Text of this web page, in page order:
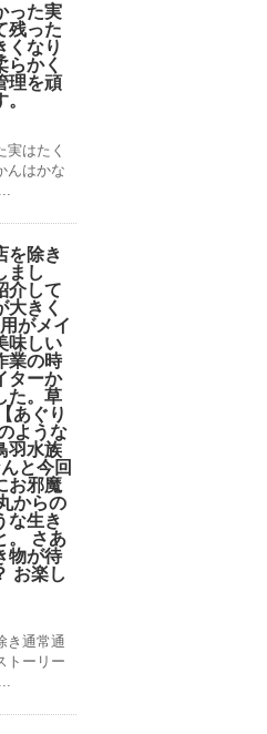
った実
残った
くなり
らかく
理を頑
実はたく
んはかな
を除き
まし
介して
大きく
がメイ
味しい
業の時
ターか
た。草
あぐり
ような
羽水族
と今回
お邪魔
からの
な生き
。 さあ
物が待
お楽し
き通常通
トーリー